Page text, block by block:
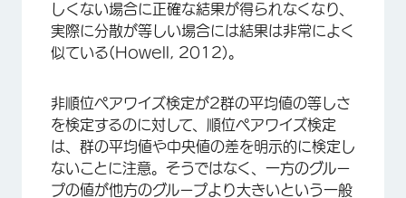
しくない場合に正確な結果が得られなくなり、
実際に分散が等しい場合には結果は非常によく
似ている(Howell, 2012)。
非順位ペアワイズ検定が2群の平均値の等しさ
を検定するのに対して、順位ペアワイズ検定
は、群の平均値や中央値の差を明示的に検定し
ないことに注意。そうではなく、一方のグルー
プの値が他方のグループより大きいという一般